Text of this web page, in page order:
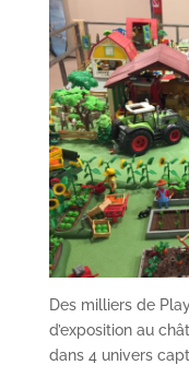
Des milliers de
d’exposition au
dans 4 univers